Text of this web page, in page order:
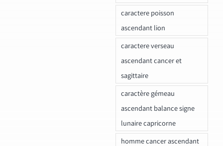
caractere poisson
ascendant lion
caractere verseau
ascendant cancer et
sagittaire
caractère gémeau
ascendant balance signe
lunaire capricorne
homme cancer ascendant